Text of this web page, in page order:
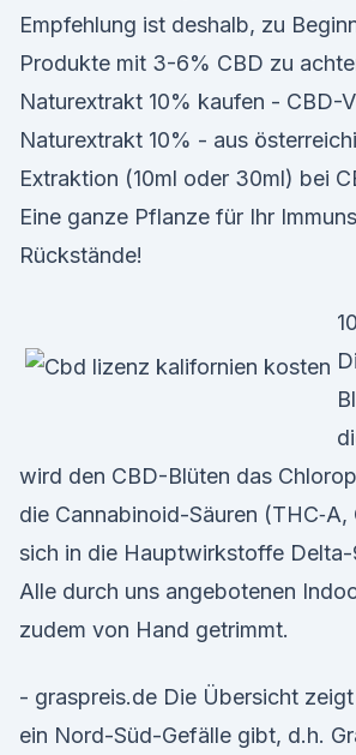
Empfehlung ist deshalb, zu
Produkte mit 3-6% CBD zu
Naturextrakt 10% kaufen - CBD-
Naturextrakt 10% - aus
Extraktion (10ml oder 30ml) bei
Eine ganze Pflanze für Ihr
Rückstände!
wird den CBD-Blüten das
die Cannabi­noid-Säuren
sich in die Hauptwirk­stoffe
Alle durch uns ange­bote­nen
zudem von Hand getrimmt.
- graspreis.de Die Übersicht
ein Nord-Süd-Gefälle gibt, d.h.